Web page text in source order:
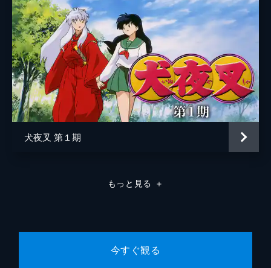
犬夜叉 第１期
もっと見る ＋
今すぐ観る